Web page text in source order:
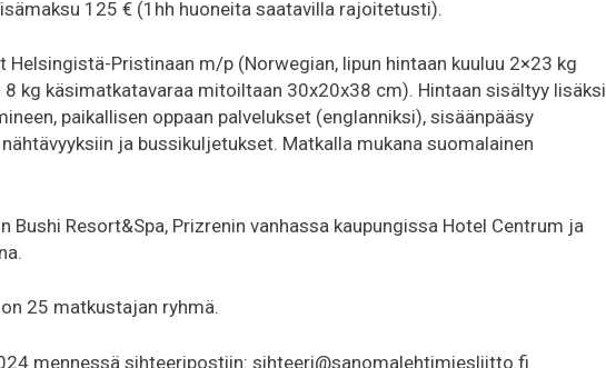
125 € (1hh huoneita saatavilla rajoitetusti).
Pristinaan m/p (Norwegian, lipun hintaan kuuluu 2×23 kg
kg käsimatkatavaraa mitoiltaan 30x20x38 cm). Hintaan sisältyy lisäksi
paikallisen oppaan palvelukset (englanniksi), sisäänpääsy
ja bussikuljetukset. Matkalla mukana suomalainen
Bushi Resort&Spa, Prizrenin vanhassa kaupungissa Hotel Centrum ja
25 matkustajan ryhmä.
mennessä sihteeripostiin: sihteeri@sanomalehtimiesliitto.fi